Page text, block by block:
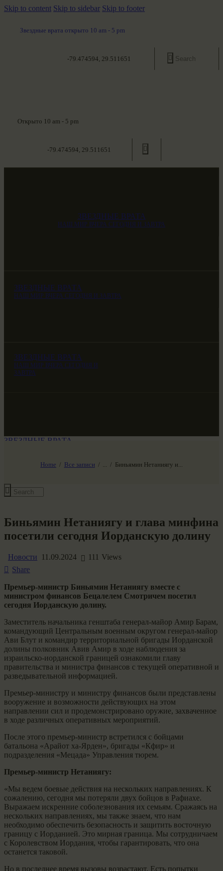
Skip to content Skip to sidebar Skip to footer
Звездные врата открыто 10 am - 5 pm
-79.474594, 29.511651
Открыто 10 am - 5 pm
-79.474594, 29.511651
ЗВЕЗДНЫЕ ВРАТА
НАШ МИР ВЧЕРА СЕГОДНЯ И ЗАВТРА
ЗВЕЗДНЫЕ ВРАТА
НАШ МИР ВЧЕРА СЕГОДНЯ И ЗАВТРА
ЗВЕЗДНЫЕ ВРАТА
НАШ МИР ВЧЕРА СЕГОДНЯ И
ЗАВТРА
Home Все записи Биньямин Нетаниягу и...
ЗВЕЗДНЫЕ ВРАТА
Биньямин Нетаниягу и глава минфина
посетили сегодня Иорданскую долину
Новости 11.09.2024 111 Views
Share
Премьер-министр Биньямин Нетаниягу вместе с
министром финансов Бецалелем Смотричем посетил
сегодня Иорданскую долину.
Заместитель начальника генштаба генерал-майор Амир Барам,
командующий Центральным военным округом генерал-майор
Ави Блут и командир территориальной бригады Иорданской
долины полковник Авив Амир в ходе наблюдения за
израильско-иорданской границей ознакомили главу
правительства и министра финансов с текущей оперативной и
разведывательной информацией.
Премьер-министру и министру финансов были представлены
вооружение и возможности действующих на этом
направлении сил и продемонстрировано оружие, захваченное
в ходе различных оперативных мероприятий.
После этого премьер-министр встретился с бойцами
батальона «Арайот ха-Ярден», бригады «Кфир» и
подразделения «Мецада» Управления тюрем.
Премьер-министр Нетаниягу:
«Мы ведем боевые действия на нескольких направлениях. К
сожалению, сегодня мы потеряли двух бойцов в Рафиахе.
Выражаем искренние соболезнования их семьям. Сражаясь на
нескольких направлениях, мы также знаем, что нам
необходимо обеспечить безопасность и защитить восточную
границу с Иорданией. Это мирная граница. Мы сотрудничаем
с Королевством Иордания, чтобы гарантировать, что она
останется таковой.
Но в последнее время вызовы возрастают. Есть попытки